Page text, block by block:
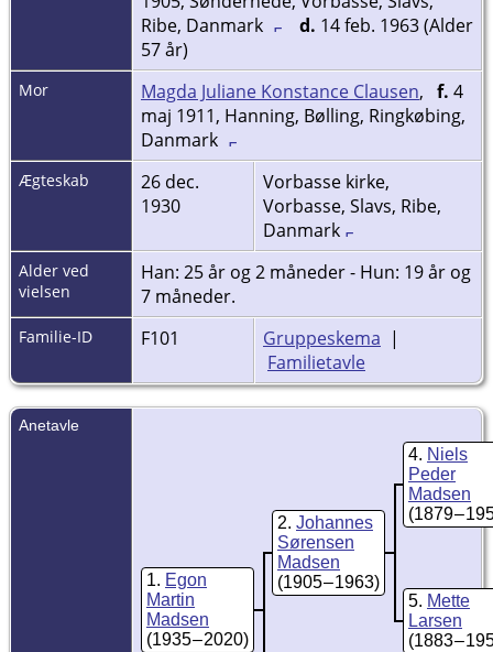
Ribe, Danmark
d. 14 feb. 1963 (Alder
57 år)
Mor Magda Juliane Konstance Clausen, f. 4
maj 1911, Hanning, Bølling, Ringkøbing,
Danmark
Ægteskab
26 dec.
1930
Vorbasse kirke,
Vorbasse, Slavs, Ribe,
Danmark
Alder ved
vielsen
Han: 25 år og 2 måneder - Hun: 19 år og
7 måneder.
Familie-ID F101 Gruppeskema |
Familietavle
Anetavle
1
Egon
Martin
Madsen
(1935 – 2020)
2 Johannes
Sørensen
Madsen
(1905 – 1963)
4 Niels
Peder
Madsen
(1879 –
5 Mette
Larsen
(1883 –